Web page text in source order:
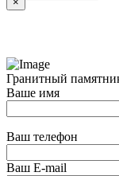
Гранитный
Ваше имя
Ваш телефон
Ваш E-mail